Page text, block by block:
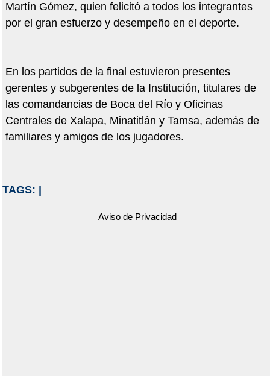
Martín Gómez, quien felicitó a todos los integrantes
por el gran esfuerzo y desempeño en el deporte.
En los partidos de la final estuvieron presentes
gerentes y subgerentes de la Institución, titulares de
las comandancias de Boca del Río y Oficinas
Centrales de Xalapa, Minatitlán y Tamsa, además de
familiares y amigos de los jugadores.
TAGS:
Aviso de Privacidad